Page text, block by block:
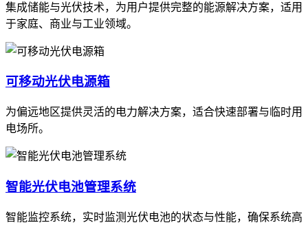
集成储能与光伏技术，为用户提供完整的能源解决方案，适用
于家庭、商业与工业领域。
可移动光伏电源箱
为偏远地区提供灵活的电力解决方案，适合快速部署与临时用
电场所。
智能光伏电池管理系统
智能监控系统，实时监测光伏电池的状态与性能，确保系统高